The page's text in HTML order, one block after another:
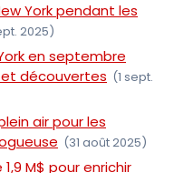
York pendant les
2025)
en septembre
découvertes (1 sept.
air pour les
(31 août 2025)
M$ pour enrichir